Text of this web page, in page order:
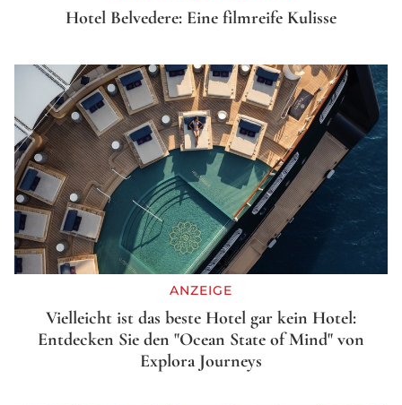
Hotel Belvedere: Eine filmreife Kulisse
ANZEIGE
Vielleicht ist das beste Hotel gar kein Hotel:
Entdecken Sie den "Ocean State of Mind" von
Explora Journeys